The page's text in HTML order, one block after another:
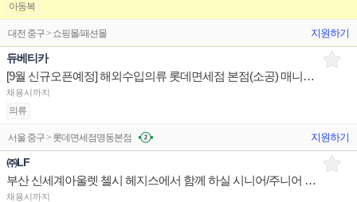
아동복
대전 중구 > 쇼핑몰/패션몰 지원하기
듀베티카
[9월 신규오픈예정] 해외수입의류 롯데면세점 본점(소공) 매니저 구인 공고
채용시까지
의류
서울 중구 > 롯데면세점명동본점 지원하기
㈜LF
부산 신세계아울렛 첼시 헤지스에서 함께 하실 시니어/주니어 구인합니다.
채용시까지